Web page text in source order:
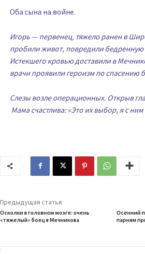
Оба сына на войне.
Игорь — первенец, тяжело ранен в
пробили живот, повредили
Истекшего кровью доставили в
врачи проявили героизм по спасению
Слезы возле операционных. Открыв
Мама счастлива: «Это их выбор, я с ним
Предыдущая статья
Осколки в головном мозге: очень
«тяжелый» боец в Мечникова
Осенний
парням